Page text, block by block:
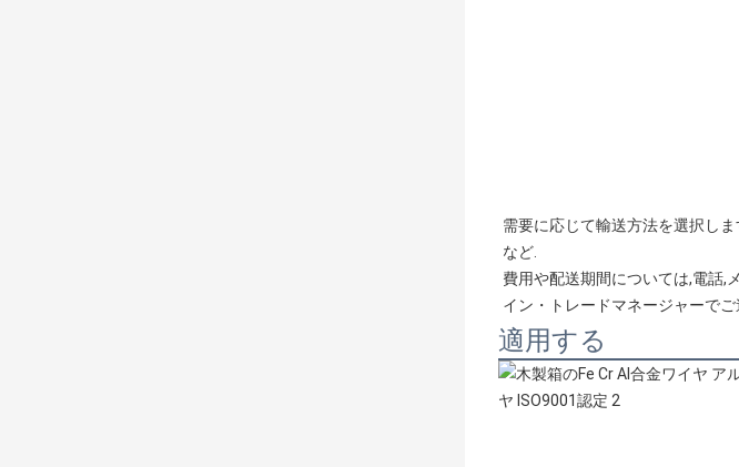
需要に応じて輸送方法を選択しま
など.
費用や配送期間については,電話,
イン・トレードマネージャーでご
適用する